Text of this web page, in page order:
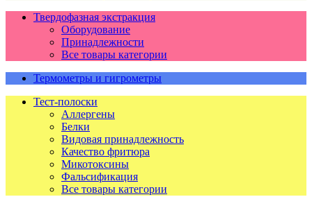
Твердофазная экстракция
Оборудование
Принадлежности
Все товары категории
Термометры и гигрометры
Тест-полоски
Аллергены
Белки
Видовая принадлежность
Качество фритюра
Микотоксины
Фальсификация
Все товары категории